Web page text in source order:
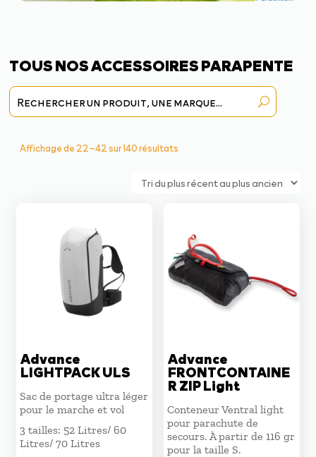
TOUS NOS ACCESSOIRES PARAPENTE
Affichage de 22–42 sur 140 résultats
récent
Advance
LIGHTPACK ULS
Sac de portage ultra léger
pour le marche et vol
3 tailles: 52 Litres/ 60
Litres/ 70 Litres
Advance
FRONTCONTAINE
R ZIP Light
Conteneur Ventral light
pour parachute de
secours. À partir de 116 gr
pour la taille S.